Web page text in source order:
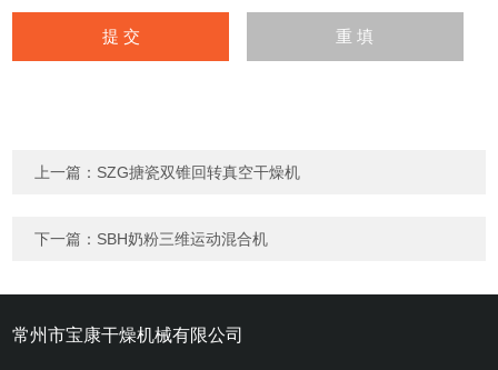
上一篇： SZG搪瓷双锥回转真空干燥机
下一篇： SBH奶粉三维运动混合机
常州市宝康干燥机械有限公司